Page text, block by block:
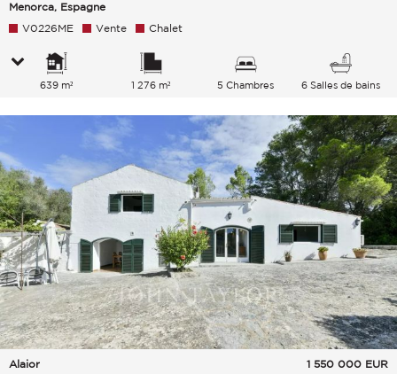
Menorca, Espagne
V0226ME Vente Chalet
639 m² 1 276 m² 5 Chambres 6 Salles de bains
Alaior
1 550 000 EUR